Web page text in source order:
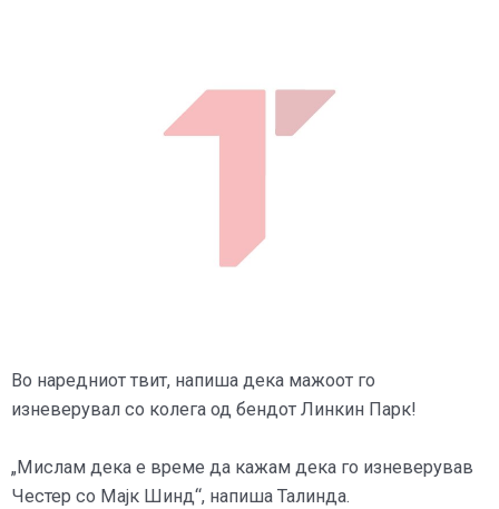
Во наредниот твит, напиша дека мажоот го
изневерувал со колега од бендот Линкин Парк!
„Мислам дека е време да кажам дека го изневерував
Честер со Мајк Шинд“, напиша Талинда.